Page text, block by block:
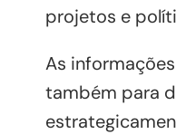
projetos e
As
também para